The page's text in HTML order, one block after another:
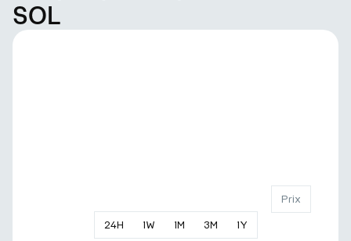
SOL
24H 1W 1M 3M 1Y
Prix